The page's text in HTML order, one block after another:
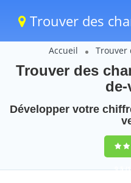
Trouver des
Accueil Trouver
Trouver des
de-
Développer votre
9,5